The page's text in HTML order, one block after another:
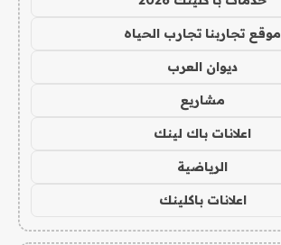
موقع تجاربنا تجارب الحياه
ديوان العرب
مشاريع
اعلانات باك لينك
الرياضية
اعلانات باكلينك